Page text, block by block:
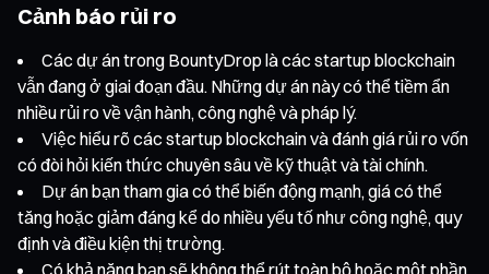
Cảnh báo rủi ro
Các dự án trong BountyDrop là các startup blockchain
vẫn đang ở giai đoạn đầu. Những dự án này có thể tiềm ẩn
nhiều rủi ro về vận hành, công nghệ và pháp lý.
Việc hiểu rõ các startup blockchain và đánh giá rủi ro vốn
có đòi hỏi kiến thức chuyên sâu về kỹ thuật và tài chính.
Dự án bạn tham gia có thể biến động mạnh, giá có thể
tăng hoặc giảm đáng kể do nhiều yếu tố như công nghệ, quy
định và điều kiện thị trường.
Có khả năng bạn sẽ không thể rút toàn bộ hoặc một phần